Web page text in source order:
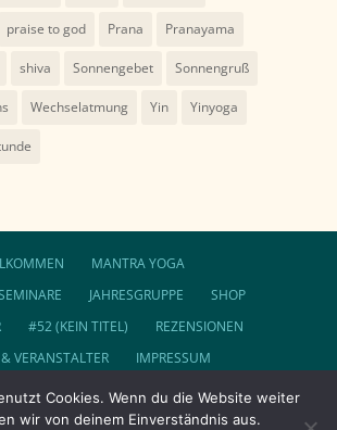
praise to god Prana Pranayama
shiva Sonnengebet Sonnengruß
Wechselatmung Yin Yinyoga
MANTRA YOGA
JAHRESGRUPPE
SHOP
#52 (KEIN TITEL)
REZENSIONEN
& VERANSTALTER
IMPRESSUM
DATENSCHUTZ
SUNDARAM AUF FACEBOOK
Cookies. Wenn du die Website weiter
wir von deinem Einverständnis aus.